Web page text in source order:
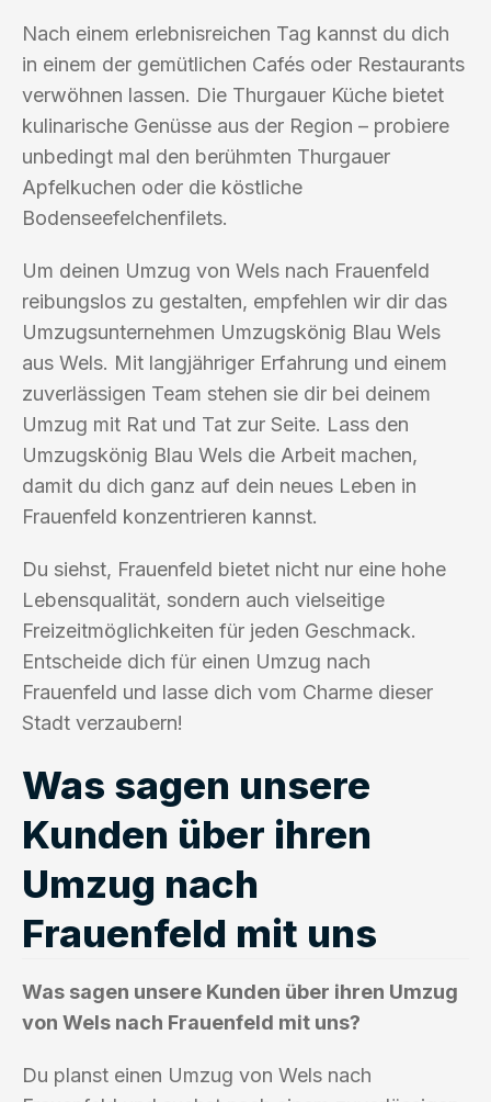
Nach einem erlebnisreichen Tag kannst du dich
in einem der gemütlichen Cafés oder Restaurants
verwöhnen lassen. Die Thurgauer Küche bietet
kulinarische Genüsse aus der Region – probiere
unbedingt mal den berühmten Thurgauer
Apfelkuchen oder die köstliche
Bodenseefelchenfilets.
Um deinen Umzug von Wels nach Frauenfeld
reibungslos zu gestalten, empfehlen wir dir das
Umzugsunternehmen Umzugskönig Blau Wels
aus Wels. Mit langjähriger Erfahrung und einem
zuverlässigen Team stehen sie dir bei deinem
Umzug mit Rat und Tat zur Seite. Lass den
Umzugskönig Blau Wels die Arbeit machen,
damit du dich ganz auf dein neues Leben in
Frauenfeld konzentrieren kannst.
Du siehst, Frauenfeld bietet nicht nur eine hohe
Lebensqualität, sondern auch vielseitige
Freizeitmöglichkeiten für jeden Geschmack.
Entscheide dich für einen Umzug nach
Frauenfeld und lasse dich vom Charme dieser
Stadt verzaubern!
Was sagen unsere
Kunden über ihren
Umzug nach
Frauenfeld mit uns
Was sagen unsere Kunden über ihren Umzug
von Wels nach Frauenfeld mit uns?
Du planst einen Umzug von Wels nach